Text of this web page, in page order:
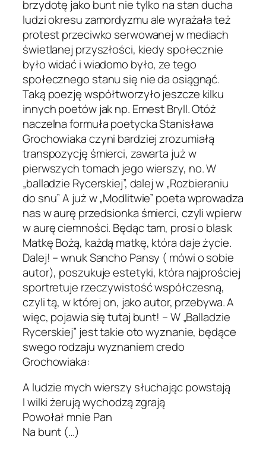
brzydotę jako bunt nie tylko na stan ducha
ludzi okresu zamordyzmu ale wyrażała też
protest przeciwko serwowanej w mediach
świetlanej przyszłości, kiedy społecznie
było widać i wiadomo było, ze tego
społecznego stanu się nie da osiągnąć.
Taką poezję współtworzyło jeszcze kilku
innych poetów jak np. Ernest Bryll. Otóż
naczelna formuła poetycka Stanisława
Grochowiaka czyni bardziej zrozumiałą
transpozycję śmierci, zawarta już w
pierwszych tomach jego wierszy, no. W
„balladzie Rycerskiej”, dalej w „Rozbieraniu
do snu” A już w „Modlitwie” poeta wprowadza
nas w aurę przedsionka śmierci, czyli wpierw
w aurę ciemności. Będąc tam, prosi o blask
Matkę Bożą, każdą matkę, która daje życie.
Dalej! – wnuk Sancho Pansy ( mówi o sobie
autor), poszukuje estetyki, która najprościej
sportretuje rzeczywistość współczesną,
czyli tą, w której on, jako autor, przebywa. A
więc, pojawia się tutaj bunt! – W „Balladzie
Rycerskiej” jest takie oto wyznanie, będące
swego rodzaju wyznaniem credo
Grochowiaka:
A ludzie mych wierszy słuchając powstają
I wilki żerują wychodzą zgrają
Powołał mnie Pan
Na bunt (…)